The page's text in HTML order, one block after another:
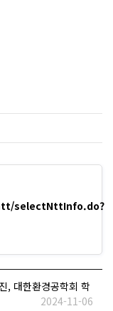
selectNttInfo.do?
, 대한환경공학회 학
2024-11-06